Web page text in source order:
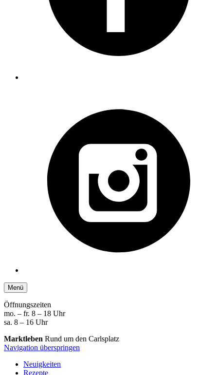
Menü
Öffnungszeiten
mo. – fr. 8 – 18 Uhr
sa. 8 – 16 Uhr
Marktleben Rund um den Carlsplatz
Navigation überspringen
Neuigkeiten
Rezepte